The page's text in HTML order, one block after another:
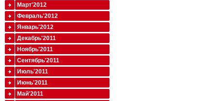
Март'2012
Февраль'2012
Январь'2012
Декабрь'2011
Ноябрь'2011
Сентябрь'2011
Июль'2011
Июнь'2011
Май'2011